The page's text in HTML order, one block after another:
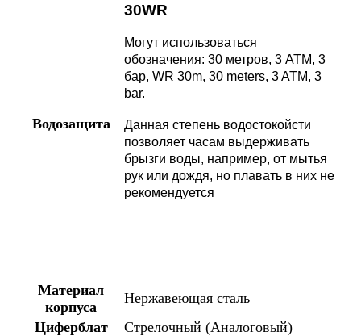
Водозащита
30WR
Могут использоваться
обозначения: 30 метров, 3 АТМ, 3
бар, WR 30m, 30 meters, 3 ATM, 3
bar.
Данная степень водостокойсти
позволяет часам выдерживать
брызги воды, например, от мытья
рук или дождя, но плавать в них не
рекомендуется
Материал
корпуса
Нержавеющая сталь
Циферблат
Стрелочный (Аналоговый)